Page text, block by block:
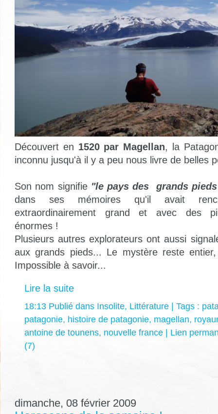
Découvert en 1520 par Magellan, la
inconnu jusqu'à il y a peu nous livre de belles
Son nom signifie "le pays des grands
dans ses mémoires qu'il avait
extraordinairement grand et avec des
énormes !
Plusieurs autres explorateurs ont aussi
aux grands pieds... Le mystère reste
Impossible à savoir...
Lire la suite
18:13 Publié dans Insolite, Littérature | Tags :
patagonie, histoire de patagonie, magellan,
antoine de tounens, nouvelle france
Lien
(7)
dimanche, 08 février 2009